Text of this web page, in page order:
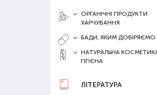
ОРГАНІЧНІ ПРОДУКТИ
ХАРЧУВАННЯ
БАДИ, ЯКИМ ДОВІРЯЄМО
НАТУРАЛЬНА
ГІГІЄНА
ЛІТЕРАТУРА